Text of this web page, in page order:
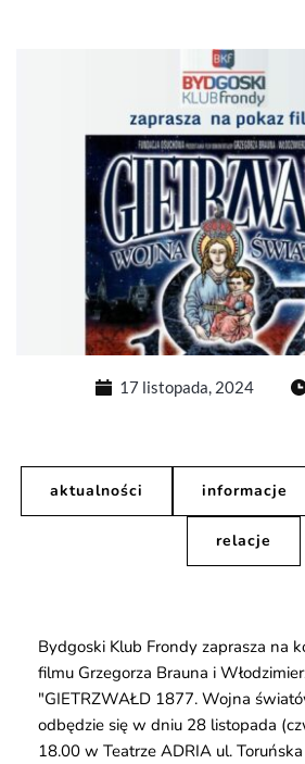
Bydgoski Klub Frondy zaprasza na
filmu Grzegorza Brauna i
"GIETRZWAŁD 1877. Wojna
odbędzie się w dniu 28 listopada
18.00 w Teatrze ADRIA ul.
17 listopada, 2024
aktualności informacje
relacje